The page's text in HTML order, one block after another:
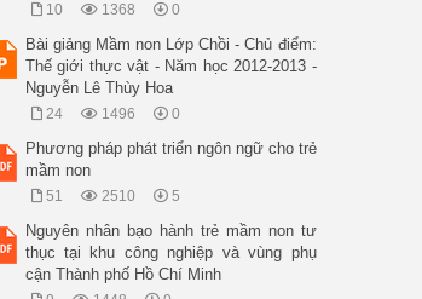
10 1368 0
Bài giảng Mầm non Lớp Chồi - Chủ điểm:
Thế giới thực vật - Năm học 2012-2013 -
Nguyễn Lê Thùy Hoa
24 1496 0
Phương pháp phát triển ngôn ngữ cho trẻ
mầm non
51 2510 5
Nguyên nhân bạo hành trẻ mầm non tư
thục tại khu công nghiệp và vùng phụ
cận Thành phố Hồ Chí Minh